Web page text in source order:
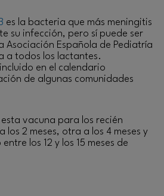
es la bacteria que más meningitis
su infección, pero sí puede ser
Asociación Española de Pediatría
a todos los lactantes.
en el calendario
de algunas comunidades
vacuna para los recién
los 2 meses, otra a los 4 meses y
los 12 y los 15 meses de